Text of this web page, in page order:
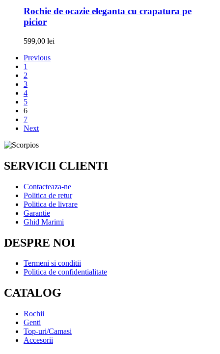
Rochie de ocazie eleganta cu crapatura pe
picior
599,00 lei
Previous
1
2
3
4
5
6
7
Next
SERVICII CLIENTI
Contacteaza-ne
Politica de retur
Politica de livrare
Garantie
Ghid Marimi
DESPRE NOI
Termeni si conditii
Politica de confidentialitate
CATALOG
Rochii
Genti
Top-uri/Camasi
Accesorii